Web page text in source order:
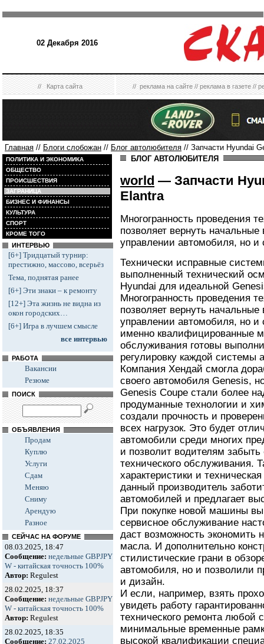
02 Декабря 2016
//Карта сайта //реклама на сайте//реклама в газете//
Главная // Блоги слобожан // Блог автолюбителя // Запчасти Hyundai
ПОЛИТИКА И ЭКОНОМИКА
ОБЩЕСТВО
ПРОИСШЕСТВИЯ
ЗАГРАНИЦА
БИЗНЕС И ФИНАНСЫ
КУЛЬТУРА
СПОРТ
КРОМЕ ТОГО
ИНТЕРВЬЮ
[6+] Тридцатый турнир:
престижно, массово, всерьёз
Тема, поднятая ранее
[6+] Эти знаки – к ремонту
[12+] Эта жизнь не видна из
окон городских…
[6+] Игра в лучшем смысле
все интервью
РАБОТА
Вакансии
Резюме
ПОИСК
ОБЪЯВЛЕНИЯ
Продам
Куплю
Услуги
Сдам
Меняю
Сниму
Арендую
Разное
СЕЙЧАС НА ФОРУМЕ
08.03.2025, 18:47
Сообщение: недельные GBPJPY
W - китайская точность 100%
Автор: Regulest
28.02.2025, 18:37
Сообщение: недельные GBPJPY
W - китайская точность 100%
Автор: Regulest
28.02.2025, 18:35
Сообщение: 27.02.2025
БЛОГ АВТОЛЮБИТЕЛЯ
world — Запчасти
Elantra
Многогранность проведения
позволяет вернуть
управлении автомобиля, но
Технически исправные
выполненный технический
Hyundai для идеальной
Многогранность проведения
позволяет вернуть
управлении автомобиля, но
именно квалифицированные
обслуживания готовы
регулировку каждой системы
Компания Хендай смогла
своего автомобиля Genesis,
Genesis Coupe стали более
продуманные технологии и
создали прочность и
всех нагрузок. Это будет
автомобили среди многих
и позволит водителям
технического обслуживания.
характеристики и
данный производитель
автомобилей и предлагает
При покупке новой машины вы
сервисное обслуживание
даст возможность экономить
масла. И дополнительно
стилистические грани в
автомобиля, но и позволили
и дизайн.
И если, например, взять
увидеть работу
технического ремонта любой
минимальные временные
высокой квалификации